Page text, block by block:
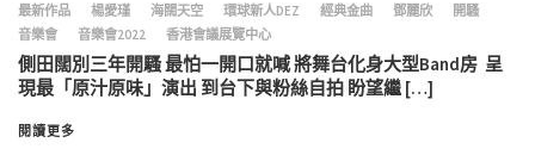
最新作品
楊愛瑾 海闊天空 環球新人DEZ 經典金曲 鄧麗欣
開騷
音樂會
音樂會2022 香港會議展覽中心
側田闊別三年開騷 最怕一開口就喊 將舞台化身大型Band房 呈
現最「原汁原味」演出 到台下與粉絲自拍 盼望繼 […]
閱讀更多